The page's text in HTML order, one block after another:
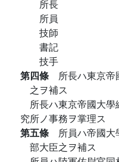
所長
所員
技師
書記
技手
第四條 所長ハ東京
之ヲ補ス
所長ハ東京帝國大
究所ノ事務ヲ掌理ス
第五條 所員ハ帝國
部大臣之ヲ補ス